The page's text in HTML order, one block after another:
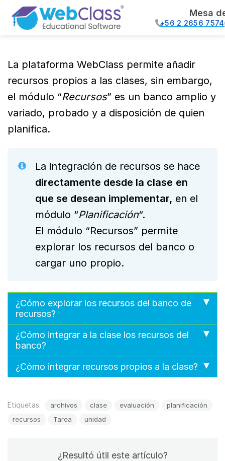
Mesa
+56 2 2656 7574
La plataforma WebClass permite añadir
recursos propios a las clases, sin embargo,
el módulo “Recursos” es un banco amplio y
variado, probado y a disposición de quien
planifica.
La integración de recursos se hace
directamente desde la clase en
que se desean implementar, en el
módulo “Planificación“.
El módulo “Recursos” permite
explorar los recursos del banco o
cargar uno propio.
¿Cómo explorar los recursos del banco de
recursos?
¿Cómo integrar a la clase los recursos del
banco?
¿Cómo integrar recursos propios a la clase?
Etiquetas: archivos clase evaluación
planificación
recursos
Tarea unidad
¿Resultó útil este artículo?